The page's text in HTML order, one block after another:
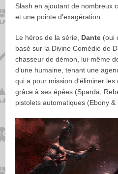
Slash en ajoutant de nombreux
et une pointe d’exagération.
Le héros de la série, Dante (oui
basé sur la Divine Comédie de
chasseur de démon, lui-même
d’une humaine, tenant une
qui a pour mission d‘éliminer
grâce à ses épées (Sparda,
pistolets automatiques (Ebony &